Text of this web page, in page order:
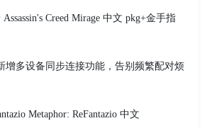
Creed Mirage 中文 pkg+金手指
增多设备同步连接功能，告别频繁配对烦
Metaphor: ReFantazio 中文